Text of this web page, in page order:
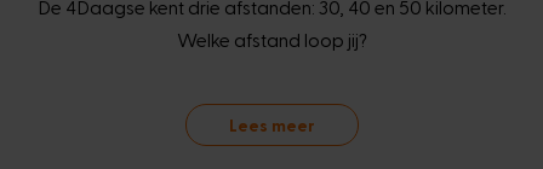
De 4Daagse kent drie afstanden: 30, 40 en 50 kilometer.
Welke afstand loop jij?
Lees meer